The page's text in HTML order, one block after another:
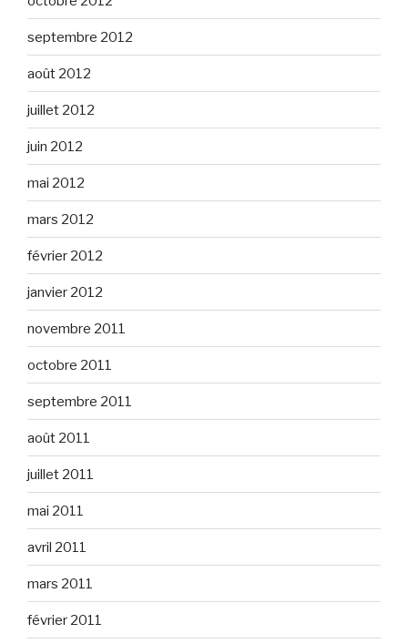
septembre 2012
août 2012
juillet 2012
juin 2012
mai 2012
mars 2012
février 2012
janvier 2012
novembre 2011
octobre 2011
septembre 2011
août 2011
juillet 2011
mai 2011
avril 2011
mars 2011
février 2011